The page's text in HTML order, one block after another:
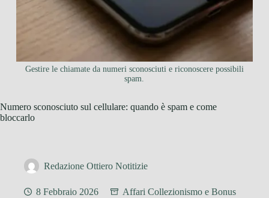
Gestire le chiamate da numeri sconosciuti e riconoscere possibili
spam.
Numero sconosciuto sul cellulare: quando è spam e come
bloccarlo
Redazione Ottiero Notitizie
8 Febbraio 2026 Affari Collezionismo e Bonus